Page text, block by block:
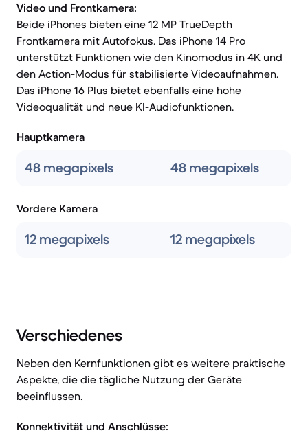
Video und Frontkamera:
Beide iPhones bieten eine 12 MP TrueDepth
Frontkamera mit Autofokus. Das iPhone 14 Pro
unterstützt Funktionen wie den Kinomodus in 4K und
den Action-Modus für stabilisierte Videoaufnahmen.
Das iPhone 16 Plus bietet ebenfalls eine hohe
Videoqualität und neue KI-Audiofunktionen.
Hauptkamera
48 megapixels 48 megapixels
Vordere Kamera
12 megapixels 12 megapixels
Verschiedenes
Neben den Kernfunktionen gibt es weitere praktische
Aspekte, die die tägliche Nutzung der Geräte
beeinflussen.
Konnektivität und Anschlüsse: